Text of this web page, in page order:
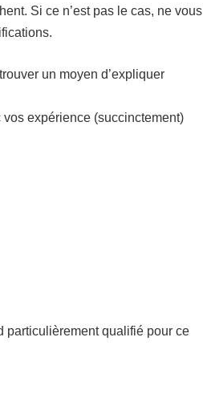
Si ce n’est pas le cas, ne vous
un moyen d’expliquer
expérience (succinctement)
particulièrement qualifié pour ce